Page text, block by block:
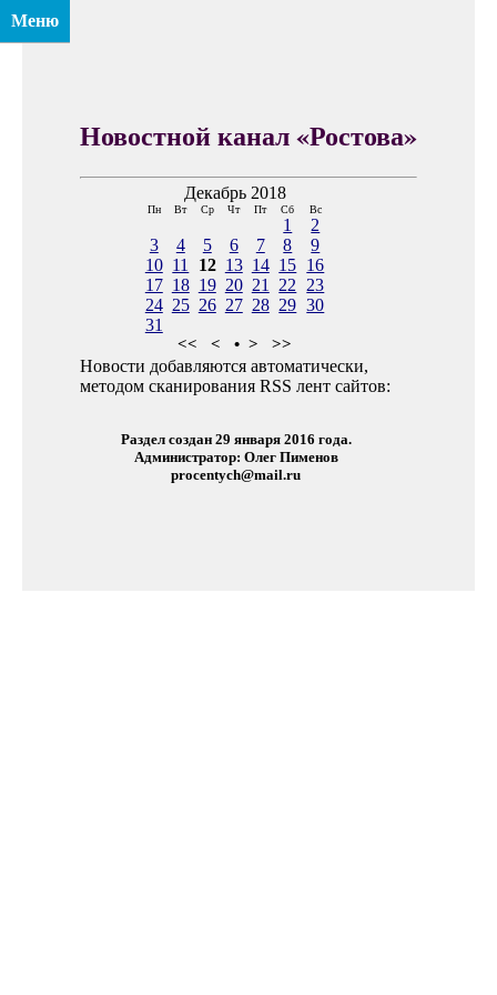
Меню
Новостной канал «Ростова»
Декабрь 2018
Пн Вт Ср Чт Пт Сб Вс
1
2
3
4 5 6 7 8
9
10 11 12 13 14 15 16
17 18 19 20 21 22
23
24 25 26 27 28 29 30
31
<< < • > >>
Новости добавляются автоматически,
методом сканирования RSS лент сайтов:
Раздел создан 29 января 2016 года.
Администратор: Олег Пименов
procentych@mail.ru